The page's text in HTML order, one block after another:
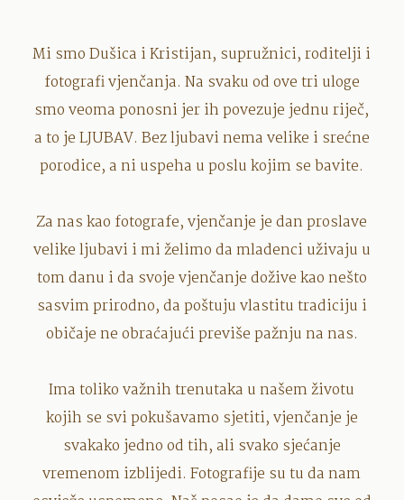
Mi smo Dušica i Kristijan, supružnici, roditelji i
fotografi vjenčanja. Na svaku od ove tri uloge
smo veoma ponosni jer ih povezuje jednu riječ,
a to je LJUBAV. Bez ljubavi nema velike i srećne
porodice, a ni uspeha u poslu kojim se bavite.
Za nas kao fotografe, vjenčanje je dan proslave
velike ljubavi i mi želimo da mladenci uživaju u
tom danu i da svoje vjenčanje dožive kao nešto
sasvim prirodno, da poštuju vlastitu tradiciju i
običaje ne obraćajući previše pažnju na nas.
Ima toliko važnih trenutaka u našem životu
kojih se svi pokušavamo sjetiti, vjenčanje je
svakako jedno od tih, ali svako sjećanje
vremenom izblijedi. Fotografije su tu da nam